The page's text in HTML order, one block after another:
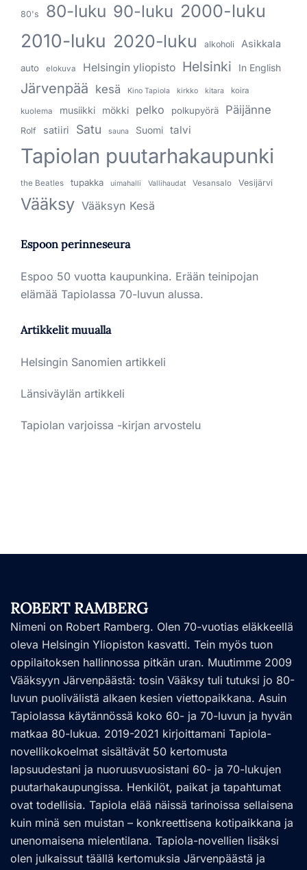
80's 80-luku 90-luku 2000-luku
2010-luku 2020-luku alkoholi Asikkala
auto elokuva Helsingin yliopisto Helsinki In English
Järvenpää kesä Kino Tapiola kirkko kitara koira
kuolema musiikki mökki pelko polkupyörä Päijänne
Rolf satiiri Satu sauna Suomi talvi
Tapiolan puutarhakaupunki
the Beatles tupakka uimahalli Vallihaudat Vesansalo Vesijärvi
Vääksy Vääksyn Kesä
Espoon perinneseura
Espoo 50 vuotta kaupunkina. Erään teinipojan
elämää Tapiolassa 70-luvun alussa.
Artikkelit muualla
Helsingin Sanomien artikkeli
Länsiväylän artikkeli
Tapiolan varjoissa -kirjan arvostelu
ROBERT RAMBERG
Nimeni on Robert Ramberg. Olen 70-vuotias eläkkeellä
oleva Helsingin Yliopiston kasvatti. Tein myös tuon
oppilaitoksen hallinnossa pitkän uran. Muutimme 2009
Vääksyyn Järvenpäästä: tosin Vääksy tuli tutuksi jo 80-
luvun puolivälistä alkaen kesien viettopaikkana. Asuin
Tapiolassa käytännössä koko 60- ja 70-luvun ja hyvän
matkaa 80-lukua. 2019-2021 kirjoittamani Tapiola-
novellikokoelmat sisältävät 50 kertomusta
lapsuudestani ja nuoruusvuosistani 60- ja 70-lukujen
puutarhakaupungissa. Henkilöt, paikat ja tapahtumat
ovat todellisia. Tapiola elää näissä tarinoissa sellaisena
kuin minä sen muistan – konkreettisena kotipaikkana ja
unenomaisena mielentilana. Tapiola-novellien lisäksi
olen julkaissut täällä kertomuksia Järvenpäästä ja